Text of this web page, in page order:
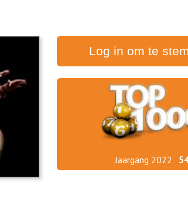
Log in om te
Jaargang 2022